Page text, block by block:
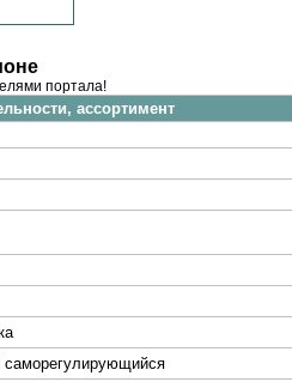
портала!
ассортимент